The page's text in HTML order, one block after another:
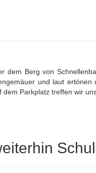
dem Berg von
und laut
dem Parkplatz treffen wir